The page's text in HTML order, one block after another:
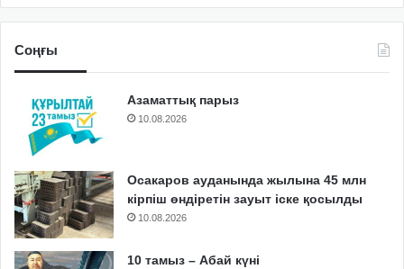
Соңғы
Азаматтық парыз
10.08.2026
Осакаров ауданында жылына 45 млн
кірпіш өндіретін зауыт іске қосылды
10.08.2026
10 тамыз – Абай күні